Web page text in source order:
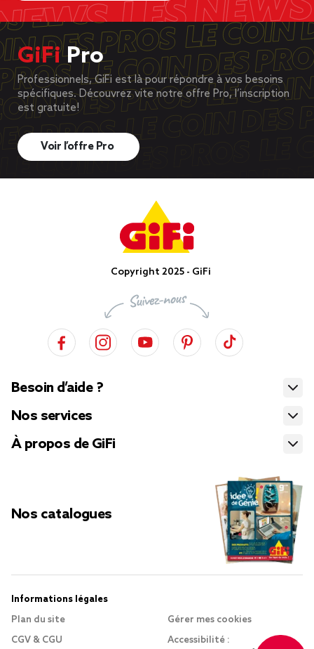
GiFiPro
Professionnels, GiFi est là pour répondre à vos besoins
spécifiques. Découvrez vite notre offre Pro, l’inscription
est gratuite!
Voir l’offre Pro
Copyright 2025 - GiFi
Besoin d’aide ?
Nos services
À propos de GiFi
Nos catalogues
Informations légales
Plan du site
CGV & CGU
Gérer mes cookies
Accessibilité :